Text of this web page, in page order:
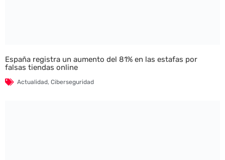
España registra un aumento del 81% en las estafas por
falsas tiendas online
Actualidad, Ciberseguridad